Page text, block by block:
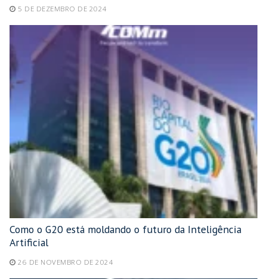
5 DE DEZEMBRO DE 2024
Como o G20 está moldando o futuro da Inteligência
Artificial
26 DE NOVEMBRO DE 2024